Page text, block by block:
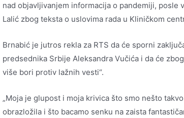
nad objavljivanjem informacija o pandemiji, posle
Lalić zbog teksta o uslovima rada u Kliničkom
Brnabić je jutros rekla za RTS da će sporni
predsednika Srbije Aleksandra Vučića i da će
više bori protiv lažnih vesti“.
„Moja je glupost i moja krivica što smo nešto
obrazložila i što bacamo senku na zaista